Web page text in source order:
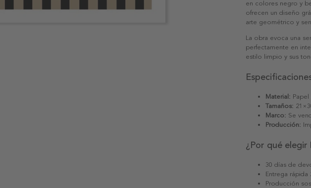
en colores negro y
ofrecen un diseño
arte geométrico y
La obra evoca una
perfectamente en
estilo limpio y sus
Material:
Tamaños:
Marco: Se
Producción:
¿Por qué elegir
30 días de
Entrega
Producción